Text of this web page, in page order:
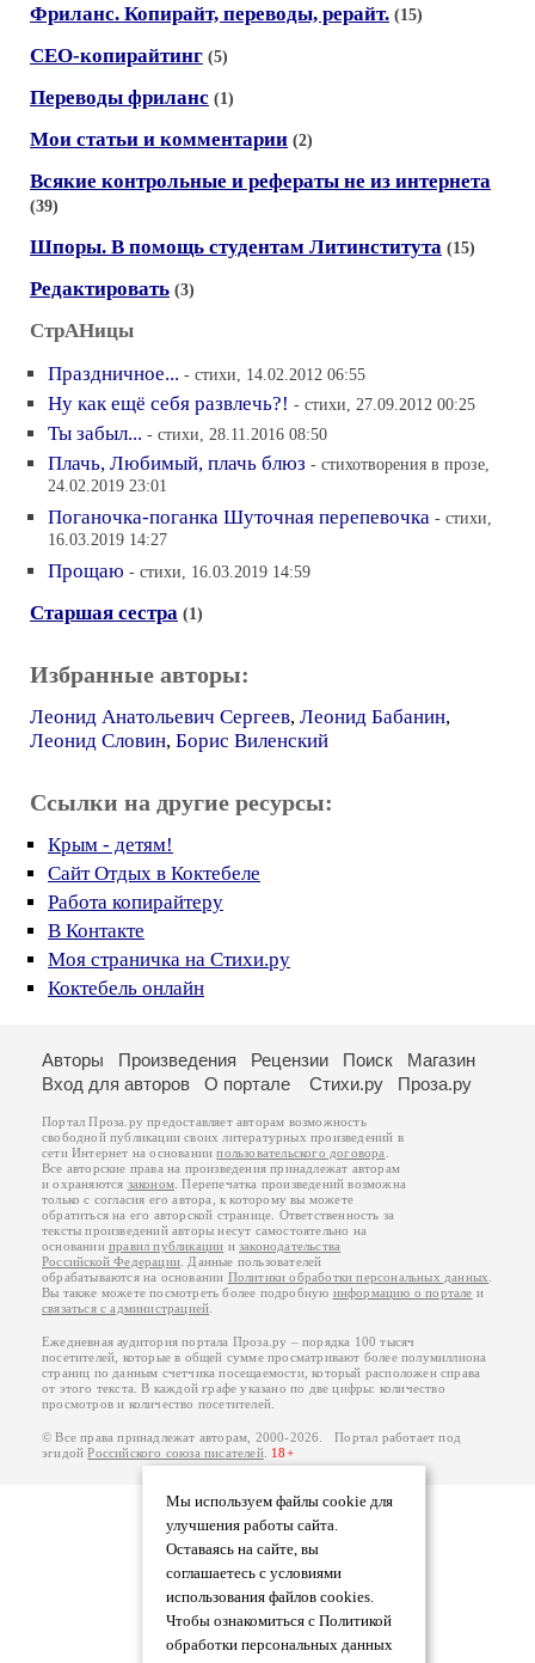
Фриланс. Копирайт, переводы, рерайт. (15)
СЕО-копирайтинг (5)
Переводы фриланс (1)
Мои статьи и комментарии (2)
Всякие контрольные и рефераты не из интернета
(39)
Шпоры. В помощь студентам Литинститута (15)
Редактировать (3)
СтрАНицы
Праздничное... - стихи, 14.02.2012 06:55
Ну как ещё себя развлечь?! - стихи, 27.09.2012 00:25
Ты забыл... - стихи, 28.11.2016 08:50
Плачь, Любимый, плачь блюз - стихотворения в прозе,
24.02.2019 23:01
Поганочка-поганка Шуточная перепевочка - стихи,
16.03.2019 14:27
Прощаю - стихи, 16.03.2019 14:59
Старшая сестра (1)
Избранные авторы:
Леонид Анатольевич Сергеев, Леонид Бабанин,
Леонид Словин, Борис Виленский
Ссылки на другие ресурсы:
Крым - детям!
Сайт Отдых в Коктебеле
Работа копирайтеру
В Контакте
Моя страничка на Стихи.ру
Коктебель онлайн
Мы используем файлы cookie для
улучшения работы сайта.
Оставаясь на сайте, вы
соглашаетесь с условиями
использования файлов cookies.
Чтобы ознакомиться с Политикой
обработки персональных данных
Авторы Произведения Рецензии Поиск
Магазин
Вход для авторов
О портале Стихи.ру Проза.ру
Портал Проза.ру предоставляет авторам возможность
свободной публикации своих литературных произведений в
сети Интернет на основаниипользовательского договора
Все авторские права на произведения принадлежат авторам
и охраняются законом . Перепечатка произведений возможна
только с согласия его автора, к которому вы можете
обратиться на его авторской странице. Ответственность за
тексты произведений авторы несут самостоятельно на
основанииправил публикации изаконодательства
Российской Федерации . Данные пользователей
обрабатываются на основании Политики обработки персональных данных
Вы также можете посмотреть более подробную информацию о портале и
связаться с администрацией
Ежедневная аудитория портала Проза.ру – порядка 100 тысяч
посетителей, которые в общей сумме просматривают более полумиллиона
страниц по данным счетчика посещаемости, который расположен справа
от этого текста. В каждой графе указано по две цифры: количество
просмотров и количество посетителей.
© Все права принадлежат авторам, 2000-2026. Портал работает под
эгидойРоссийского союза писателей. 18+